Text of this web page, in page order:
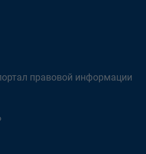
правовой информации